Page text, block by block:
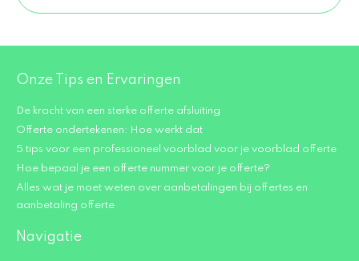
Onze Tips en Ervaringen
De kracht van een sterke offerte afsluiting
Offerte ondertekenen: Hoe werkt dat
5 tips voor een professioneel voorblad voor je voorblad offerte
Hoe bepaal je een offerte nummer voor je offerte?
Alles wat je moet weten over aanbetalingen bij offertes en
aanbetaling offerte
Navigatie